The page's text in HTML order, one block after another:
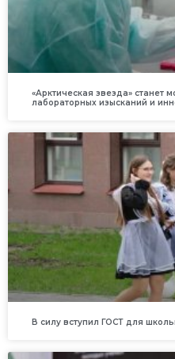
«Арктическая звезда»
лабораторных изысканий и
В силу вступил ГОСТ для